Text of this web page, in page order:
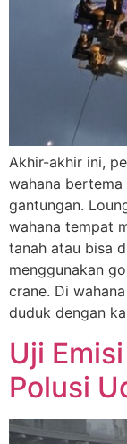
Akhir-akhir ini,
wahana
gantungan.
wahana tempat
tanah atau bisa
menggunakan
crane. Di
duduk dengan
Uji
Polusi